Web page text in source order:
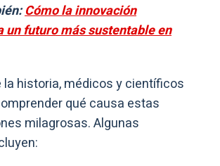
Cómo la innovación
un futuro más sustentable en
la historia, médicos y científicos
qué causa estas
milagrosas. Algunas